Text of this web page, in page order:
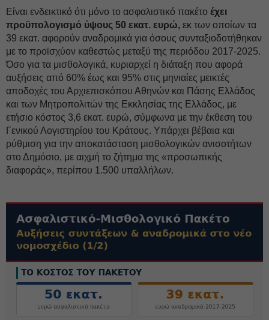
Είναι ενδεικτικό ότι μόνο το ασφαλιστικό πακέτο έχει
προϋπολογισμό ύψους 50 εκατ. ευρώ, εκ των οποίων τα
39 εκατ. αφορούν αναδρομικά για όσους συνταξιοδοτήθηκαν
με το προϊσχύον καθεστώς μεταξύ της περιόδου 2017-2025.
Όσο για τα μισθολογικά, κυριαρχεί η διάταξη που αφορά
αυξήσεις από 60% έως και 95% στις μηνιαίες μεικτές
αποδοχές του Αρχιεπισκόπου Αθηνών και Πάσης Ελλάδος
και των Μητροπολιτών της Εκκλησίας της Ελλάδος, με
ετήσιο κόστος 3,6 εκατ. ευρώ, σύμφωνα με την έκθεση του
Γενικού Λογιστηρίου του Κράτους. Υπάρχει βέβαια και
ρύθμιση για την αποκατάσταση μισθολογικών ανισοτήτων
στο Δημόσιο, με αιχμή το ζήτημα της «προσωπικής
διαφοράς», περίπου 1.500 υπαλλήλων.